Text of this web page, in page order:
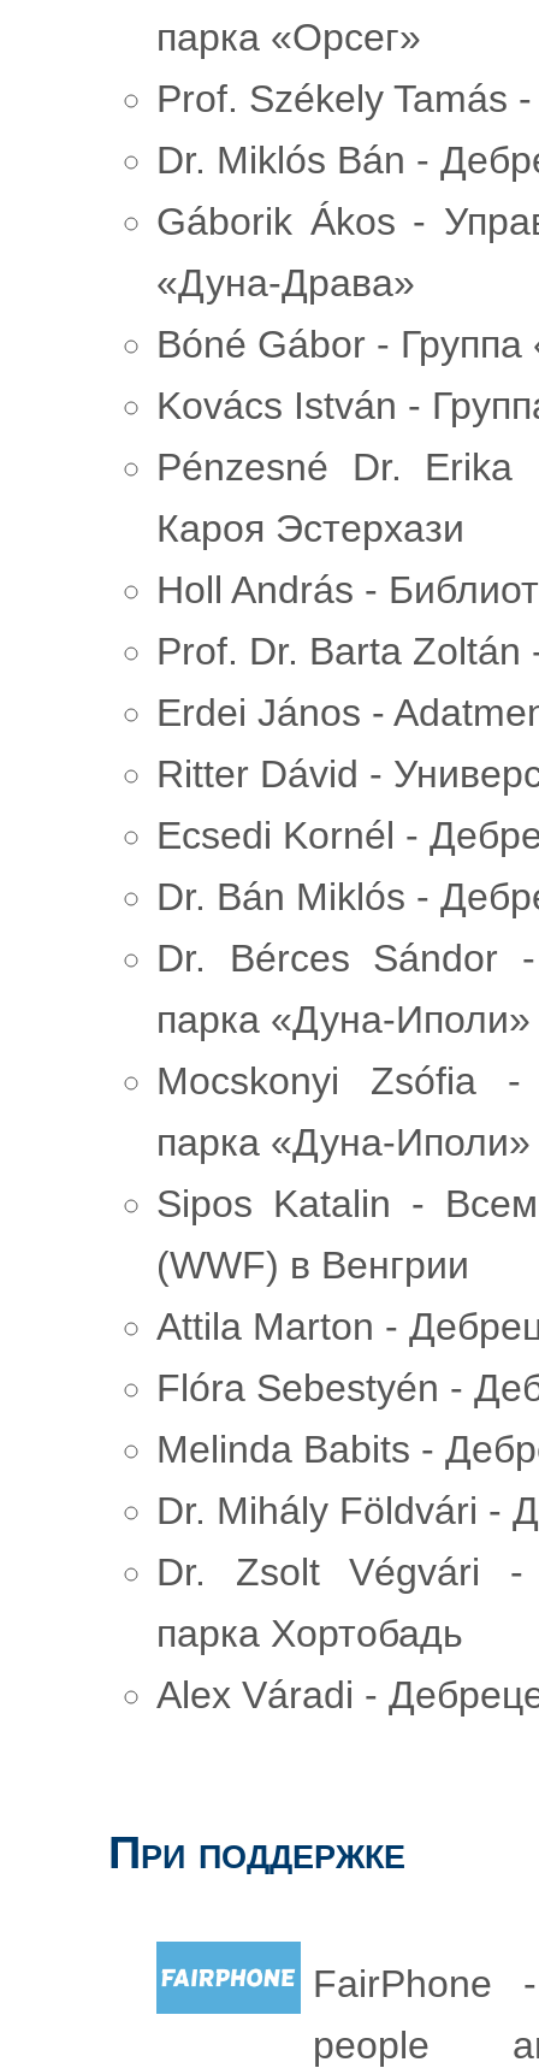
парка «Орсег»
Prof. Székely Tamás
Dr. Miklós Bán -
Gáborik Ákos -
«Дуна-Драва»
Bóné Gábor - Группа
Kovács István -
Pénzesné Dr. Erika
Кароя Эстерхази
Holl András -
Prof. Dr. Barta Zoltán
Erdei János -
Ritter Dávid -
Ecsedi Kornél -
Dr. Bán Miklós -
Dr. Bérces Sándor -
парка «Дуна-Иполи»
Mocskonyi Zsófia -
парка «Дуна-Иполи»
Sipos Katalin -
(WWF) в Венгрии
Attila Marton -
Flóra Sebestyén -
Melinda Babits -
Dr. Mihály Földvári -
Dr. Zsolt Végvári -
парка Хортобадь
Alex Váradi -
При поддержке
people